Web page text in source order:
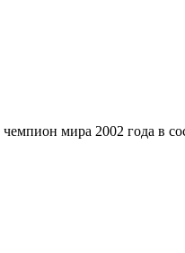
мира 2002 года в